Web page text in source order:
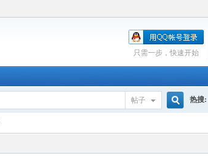
只需一步，快速开始
帖子 热搜: